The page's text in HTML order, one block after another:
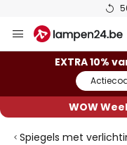
naar
EXTRA 10%
WOW
Spiegels met